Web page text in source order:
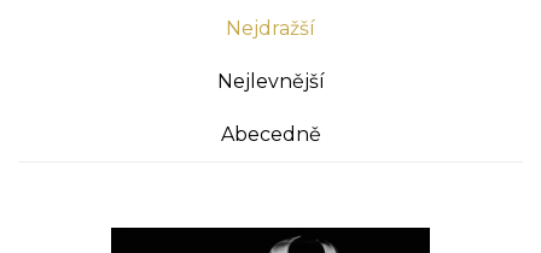
Nejdražší
Nejlevnější
Abecedně